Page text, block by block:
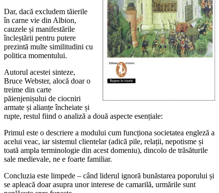
Dar, dacă excludem tăierile
în carne vie din Albion,
cauzele și manifestările
încleștării pentru putere
prezintă multe similitudini cu
politica momentului.
Autorul acestei sinteze,
Bruce Webster, alocă doar o
treime din carte
păienjenișului de ciocniri
armate și alianțe încheiate și
rupte, restul fiind o analiză a două aspecte esențiale:
Primul este o descriere a modului cum funcționa societatea engleză a
acelui veac, iar sistemul clientelar (adică pile, relații, nepotisme și
toată ampla terminologie din acest domeniu), dincolo de trăsăturile
sale medievale, ne e foarte familiar.
Concluzia este limpede – când liderul ignoră bunăstarea poporului și
se apleacă doar asupra unor interese de camarilă, urmările sunt